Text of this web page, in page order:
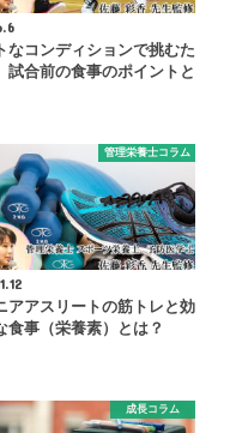
なコンディションで挑むた
試合前の食事のポイントと
管理栄養士コラム
アアスリートの筋トレと効
食事（栄養素）とは？
成長コラム